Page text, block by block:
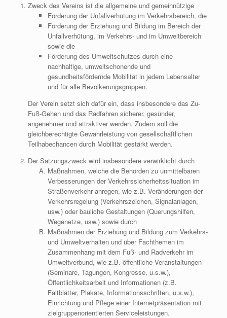
Zweck des Vereins ist die allgemeine und gemeinnützige
Förderung der Unfallverhütung im Verkehrsbereich, die
Förderung der Erziehung und Bildung im Bereich der
Unfallverhütung, im Verkehrs- und im Umweltbereich
sowie die
Förderung des Umweltschutzes durch eine
nachhaltige, umweltschonende und
gesundheitsfördernde Mobilität in jedem Lebensalter
und für alle Bevölkerungsgruppen.
Der Verein setzt sich dafür ein, dass insbesondere das Zu-
Fuß-Gehen und das Radfahren sicherer, gesünder,
angenehmer und attraktiver werden. Zudem soll die
gleichberechtigte Gewährleistung von gesellschaftlichen
Teilhabechancen durch Mobilität gestärkt werden.
Der Satzungszweck wird insbesondere verwirklicht durch
Maßnahmen, welche die Behörden zu unmittelbaren
Verbesserungen der Verkehrssicherheitssituation im
Straßenverkehr anregen, wie z.B. Veränderungen der
Verkehrsregelung (Verkehrszeichen, Signalanlagen,
usw.) oder bauliche Gestaltungen (Querungshilfen,
Wegenetze, usw.) sowie durch
Maßnahmen der Erziehung und Bildung zum Verkehrs-
und Umweltverhalten und über Fachthemen im
Zusammenhang mit dem Fuß- und Radverkehr im
Umweltverbund, wie z.B. öffentliche Veranstaltungen
(Seminare, Tagungen, Kongresse, u.s.w.),
Öffentlichkeitsarbeit und Informationen (z.B.
Faltblätter, Plakate, Informationsschriften, u.s.w.),
Einrichtung und Pflege einer Internetpräsentation mit
zielgruppenorientierten Serviceleistungen.